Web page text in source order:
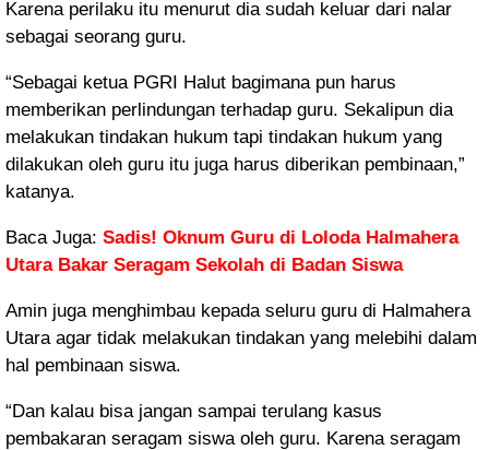
Karena perilaku itu menurut dia sudah keluar dari nalar
sebagai seorang guru.
“Sebagai ketua PGRI Halut bagimana pun harus
memberikan perlindungan terhadap guru. Sekalipun dia
melakukan tindakan hukum tapi tindakan hukum yang
dilakukan oleh guru itu juga harus diberikan pembinaan,”
katanya.
Baca Juga: Sadis! Oknum Guru di Loloda Halmahera
Utara Bakar Seragam Sekolah di Badan Siswa
Amin juga menghimbau kepada seluru guru di Halmahera
Utara agar tidak melakukan tindakan yang melebihi dalam
hal pembinaan siswa.
“Dan kalau bisa jangan sampai terulang kasus
pembakaran seragam siswa oleh guru. Karena seragam